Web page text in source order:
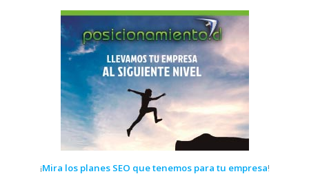
¡Mira los planes SEO que tenemos para tu empresa!